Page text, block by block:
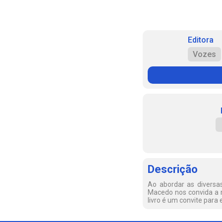
Editora
Vozes
Descrição
Ao abordar as
Macedo nos convida
livro é um convite